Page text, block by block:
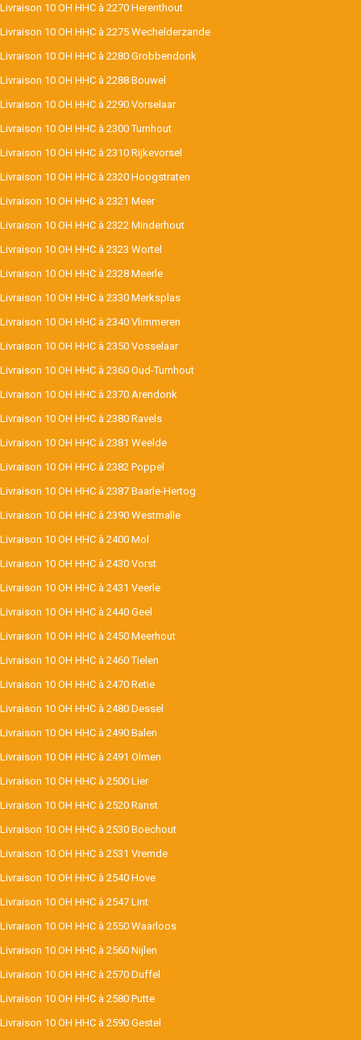
Livraison 10 OH HHC à 2270 Herenthout
Livraison 10 OH HHC à 2275 Wechelderzande
Livraison 10 OH HHC à 2280 Grobbendonk
Livraison 10 OH HHC à 2288 Bouwel
Livraison 10 OH HHC à 2290 Vorselaar
Livraison 10 OH HHC à 2300 Turnhout
Livraison 10 OH HHC à 2310 Rijkevorsel
Livraison 10 OH HHC à 2320 Hoogstraten
Livraison 10 OH HHC à 2321 Meer
Livraison 10 OH HHC à 2322 Minderhout
Livraison 10 OH HHC à 2323 Wortel
Livraison 10 OH HHC à 2328 Meerle
Livraison 10 OH HHC à 2330 Merksplas
Livraison 10 OH HHC à 2340 Vlimmeren
Livraison 10 OH HHC à 2350 Vosselaar
Livraison 10 OH HHC à 2360 Oud-Turnhout
Livraison 10 OH HHC à 2370 Arendonk
Livraison 10 OH HHC à 2380 Ravels
Livraison 10 OH HHC à 2381 Weelde
Livraison 10 OH HHC à 2382 Poppel
Livraison 10 OH HHC à 2387 Baarle-Hertog
Livraison 10 OH HHC à 2390 Westmalle
Livraison 10 OH HHC à 2400 Mol
Livraison 10 OH HHC à 2430 Vorst
Livraison 10 OH HHC à 2431 Veerle
Livraison 10 OH HHC à 2440 Geel
Livraison 10 OH HHC à 2450 Meerhout
Livraison 10 OH HHC à 2460 Tielen
Livraison 10 OH HHC à 2470 Retie
Livraison 10 OH HHC à 2480 Dessel
Livraison 10 OH HHC à 2490 Balen
Livraison 10 OH HHC à 2491 Olmen
Livraison 10 OH HHC à 2500 Lier
Livraison 10 OH HHC à 2520 Ranst
Livraison 10 OH HHC à 2530 Boechout
Livraison 10 OH HHC à 2531 Vremde
Livraison 10 OH HHC à 2540 Hove
Livraison 10 OH HHC à 2547 Lint
Livraison 10 OH HHC à 2550 Waarloos
Livraison 10 OH HHC à 2560 Nijlen
Livraison 10 OH HHC à 2570 Duffel
Livraison 10 OH HHC à 2580 Putte
Livraison 10 OH HHC à 2590 Gestel